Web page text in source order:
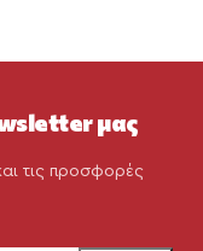
μας
τις προσφορές